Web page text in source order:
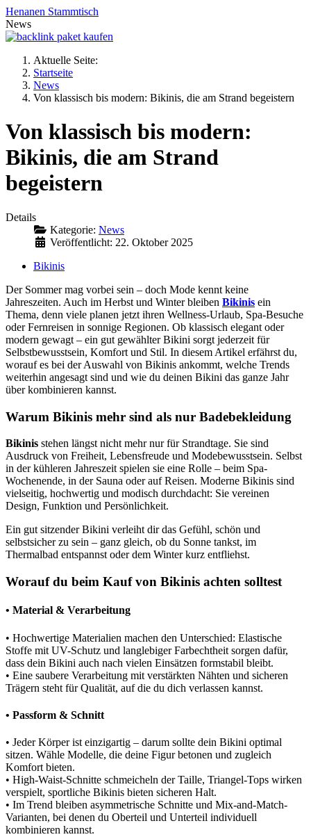
Henanen Stammtisch
News
Aktuelle Seite:
Startseite
News
Von klassisch bis modern: Bikinis, die am Strand begeistern
Von klassisch bis modern:
Bikinis, die am Strand
begeistern
Details
Kategorie: News
Veröffentlicht: 22. Oktober 2025
Bikinis
Der Sommer mag vorbei sein – doch Mode kennt keine
Jahreszeiten. Auch im Herbst und Winter bleiben Bikinis ein
Thema, denn viele planen jetzt ihren Wellness-Urlaub, Spa-Besuche
oder Fernreisen in sonnige Regionen. Ob klassisch elegant oder
modern gewagt – ein gut gewählter Bikini sorgt jederzeit für
Selbstbewusstsein, Komfort und Stil. In diesem Artikel erfährst du,
worauf es bei der Auswahl von Bikinis ankommt, welche Trends
weiterhin angesagt sind und wie du deinen Bikini das ganze Jahr
über kombinieren kannst.
Warum Bikinis mehr sind als nur Badebekleidung
Bikinis stehen längst nicht mehr nur für Strandtage. Sie sind
Ausdruck von Freiheit, Lebensfreude und Modebewusstsein. Selbst
in der kühleren Jahreszeit spielen sie eine Rolle – beim Spa-
Wochenende, in der Sauna oder auf Reisen. Moderne Bikinis sind
vielseitig, hochwertig und modisch durchdacht: Sie vereinen
Design, Funktion und Persönlichkeit.
Ein gut sitzender Bikini verleiht dir das Gefühl, schön und
selbstsicher zu sein – ganz gleich, ob du Sonne tankst, im
Thermalbad entspannst oder dem Winter kurz entfliehst.
Worauf du beim Kauf von Bikinis achten solltest
• Material & Verarbeitung
• Hochwertige Materialien machen den Unterschied: Elastische
Stoffe mit UV-Schutz und langlebiger Farbechtheit sorgen dafür,
dass dein Bikini auch nach vielen Einsätzen formstabil bleibt.
• Eine saubere Verarbeitung mit verstärkten Nähten und sicheren
Trägern steht für Qualität, auf die du dich verlassen kannst.
• Passform & Schnitt
• Jeder Körper ist einzigartig – darum sollte dein Bikini optimal
sitzen. Wähle Modelle, die deine Figur betonen und zugleich
Komfort bieten.
• High-Waist-Schnitte schmeicheln der Taille, Triangel-Tops wirken
verspielt, sportliche Bikinis bieten sicheren Halt.
• Im Trend bleiben asymmetrische Schnitte und Mix-and-Match-
Varianten, bei denen du Oberteil und Unterteil individuell
kombinieren kannst.